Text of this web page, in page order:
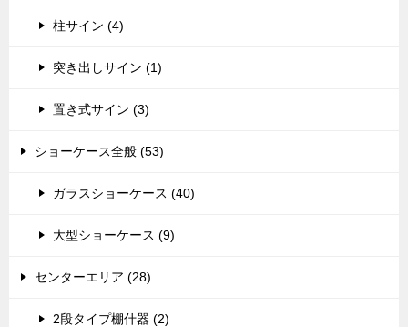
柱サイン (4)
突き出しサイン (1)
置き式サイン (3)
ショーケース全般 (53)
ガラスショーケース (40)
大型ショーケース (9)
センターエリア (28)
2段タイプ棚什器 (2)